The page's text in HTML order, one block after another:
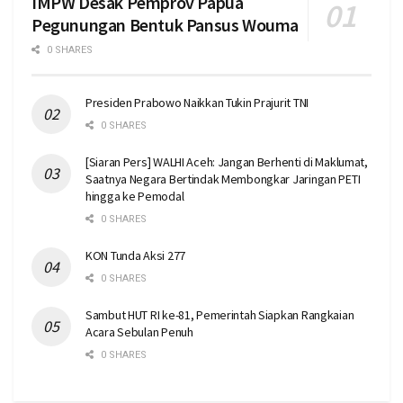
Pegunungan Bentuk Pansus Wouma
0 SHARES
Presiden Prabowo Naikkan Tukin Prajurit TNI
0 SHARES
[Siaran Pers] WALHI Aceh: Jangan Berhenti di Maklumat,
Saatnya Negara Bertindak Membongkar Jaringan PETI
hingga ke Pemodal
0 SHARES
KON Tunda Aksi 277
0 SHARES
Sambut HUT RI ke-81, Pemerintah Siapkan Rangkaian
Acara Sebulan Penuh
0 SHARES